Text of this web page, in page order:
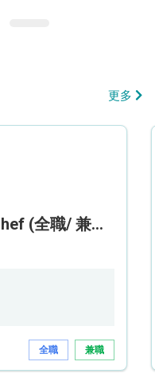
更多
廚師 Commis / Demi Chef (全職/ 兼職) (工作地點:中環)
全職 兼職